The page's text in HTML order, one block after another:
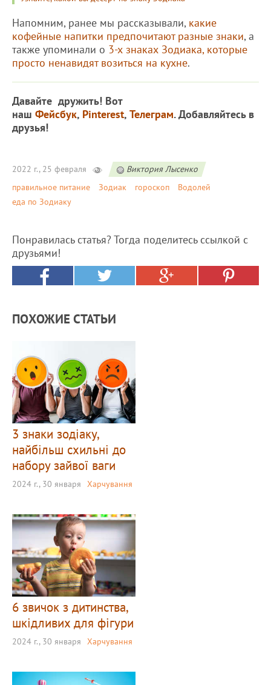
Напомним, ранее мы рассказывали, какие
кофейные напитки предпочитают разные знаки, а
также упоминали о 3-х знаках Зодиака, которые
просто ненавидят возиться на кухне.
Давайте дружить! Вот
наш Фейсбук, Pinterest, Телеграм. Добавляйтесь в
друзья!
2022 г., 25 февраля
Виктория Лысенко
правильное питание
Зодиак гороскоп
Водолей
еда по Зодиаку
Понравилась статья? Тогда поделитесь ссылкой с
друзьями!
ПОХОЖИЕ СТАТЬИ
3 знаки зодіаку,
найбільш схильні до
набору зайвої ваги
2024 г., 30 января Харчування
6 звичок з дитинства,
шкідливих для фігури
2024 г., 30 января Харчування